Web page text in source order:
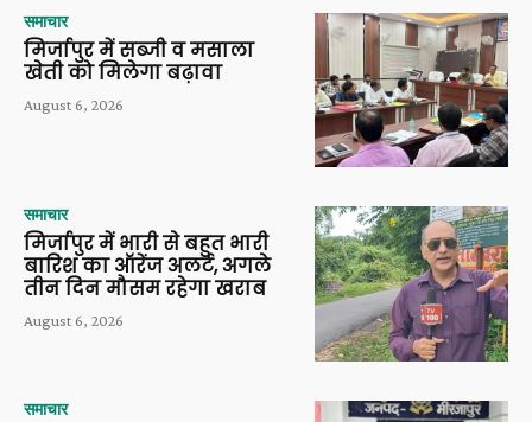
समाचार
मिर्जापुर में सब्जी व मसाला
खेती को मिलेगा बढ़ावा
August 6, 2026
समाचार
मिर्जापुर में भारी से बहुत भारी
बारिश का ऑरेंज अलर्ट, अगले
तीन दिन मौसम रहेगा खराब
August 6, 2026
समाचार